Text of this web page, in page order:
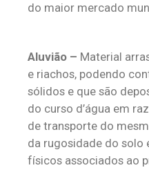
do maior mercado
Aluvião – Material
e riachos, podendo
sólidos e que são
do curso d’água em
de transporte do
da rugosidade do solo
físicos associados ao